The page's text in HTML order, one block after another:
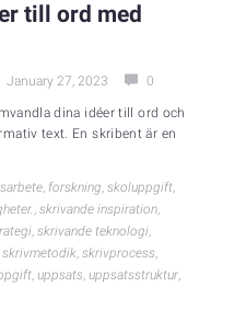
till ord med
January 27, 2023 0
dina idéer till ord och
text. En skribent är en
, forskning, skoluppgift,
, skrivande inspiration,
, skrivande teknologi,
skrivmetodik, skrivprocess,
, uppsats, uppsatsstruktur,